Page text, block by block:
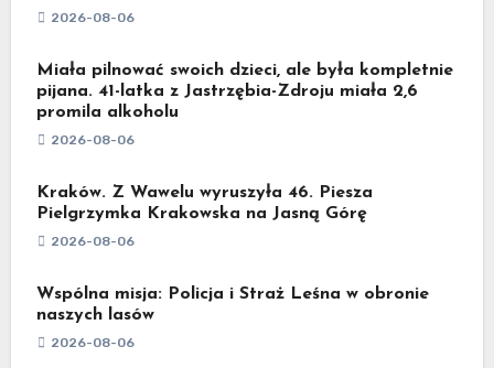
2026-08-06
Miała pilnować swoich dzieci, ale była kompletnie
pijana. 41-latka z Jastrzębia-Zdroju miała 2,6
promila alkoholu
2026-08-06
Kraków. Z Wawelu wyruszyła 46. Piesza
Pielgrzymka Krakowska na Jasną Górę
2026-08-06
Wspólna misja: Policja i Straż Leśna w obronie
naszych lasów
2026-08-06